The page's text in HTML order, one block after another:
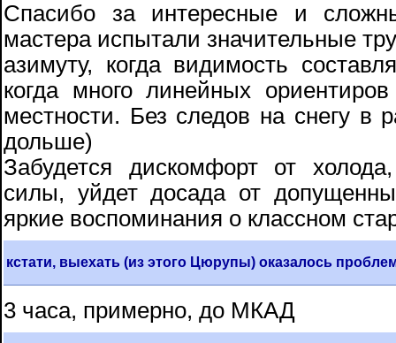
Спасибо за интересные и
мастера испытали значительные
азимуту, когда видимость
когда много линейных
местности. Без следов на снегу
дольше)
Забудется дискомфорт от
силы, уйдет досада от
яркие воспоминания о классном
кстати, выехать (из этого Цюрупы) оказалось
3 часа, примерно, до МКАД